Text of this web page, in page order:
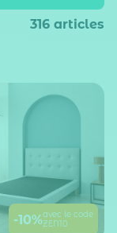
316 articles
-10%avec le code
ZEN10